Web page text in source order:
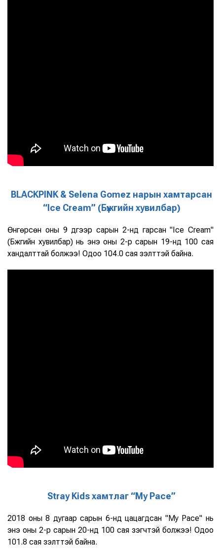
BLACKPINK & Selena Gomez нарын хамтарсан
“Ice Cream” (Бүжгийн хувилбар)
Өнгөрсөн оны 9 дүгээр сарын 2-нд гарсан "Ice Cream"
(Бүжгийн хувилбар) нь энэ оны 2-р сарын 19-нд 100 сая
хандалттай болжээ! Одоо 104.0 сая үзэлттэй байна.
Stray Kids хамтлаг “My Pace”
2018 оны 8 дугаар сарын 6-нд цацагдсан "My Pace" нь
энэ оны 2-р сарын 20-нд 100 сая үзэгчтэй болжээ! Одоо
101.8 сая үзэлттэй байна.